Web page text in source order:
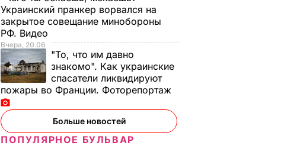
Украинский пранкер ворвался на
закрытое совещание минобороны
РФ. Видео
Вчера, 20.06
"То, что им давно
знакомо". Как украинские
спасатели ликвидируют
пожары во Франции. Фоторепортаж
Больше новостей
ПОПУЛЯРНОЕ БУЛЬВАР